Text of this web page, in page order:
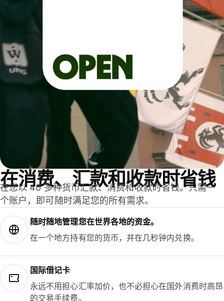
在消费、汇款和收款时省钱
在您以 40 多种货币汇款、消费和收款时省钱。只需一
个账户，即可随时满足您的所有需求。
随时随地管理您在世界各地的资金。
在一个地方持有您的货币，并在几秒钟内兑换。
国际借记卡
永远不用担心汇率加价，也不必担心在国外消费时高昂
的交易手续费。